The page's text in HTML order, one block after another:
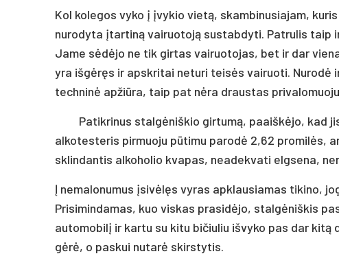
Kol kolegos vyko į įvykio vietą, skambinusiajam,
nurodyta įtartiną vairuotoją sustabdyti. Patrulis taip
Jame sėdėjo ne tik girtas vairuotojas, bet ir dar
yra išgėręs ir apskritai neturi teisės vairuoti.
techninė apžiūra, taip pat nėra draustas
Patikrinus stalgėniškio girtumą, paaiškėjo, kad
alkotesteris pirmuoju pūtimu parodė 2,62 promilės,
sklindantis alkoholio kvapas, neadekvati elgsena,
Į nemalonumus įsivėlęs vyras apklausiamas tikino,
Prisimindamas, kuo viskas prasidėjo, stalgėniškis
automobilį ir kartu su kitu bičiuliu išvyko pas dar kitą
gėrė, o paskui nutarė skirstytis.